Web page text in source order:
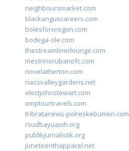
neighboursmarket.com
blackanguscareers.com
bolesfororegon.com
bodega-ole.com
thestreamlinerlounge.com
mestrinorubanofc.com
novelatherton.com
nassvalleygardens.net
electjohnstewart.com
omptourtravels.com
tribratanews-polreskebumen.com
rsudbayuasih.org
publikjurnalistik.org
juneteenthapparel.net